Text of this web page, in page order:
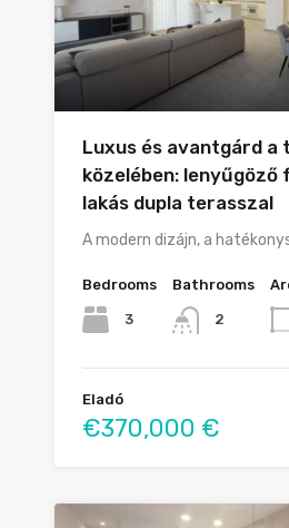
Luxus és avantgárd a
közelében: lenyűgöző
lakás dupla terasszal
A modern dizájn, a
Bedrooms
3
Bathrooms
2
Eladó
€370,000 €